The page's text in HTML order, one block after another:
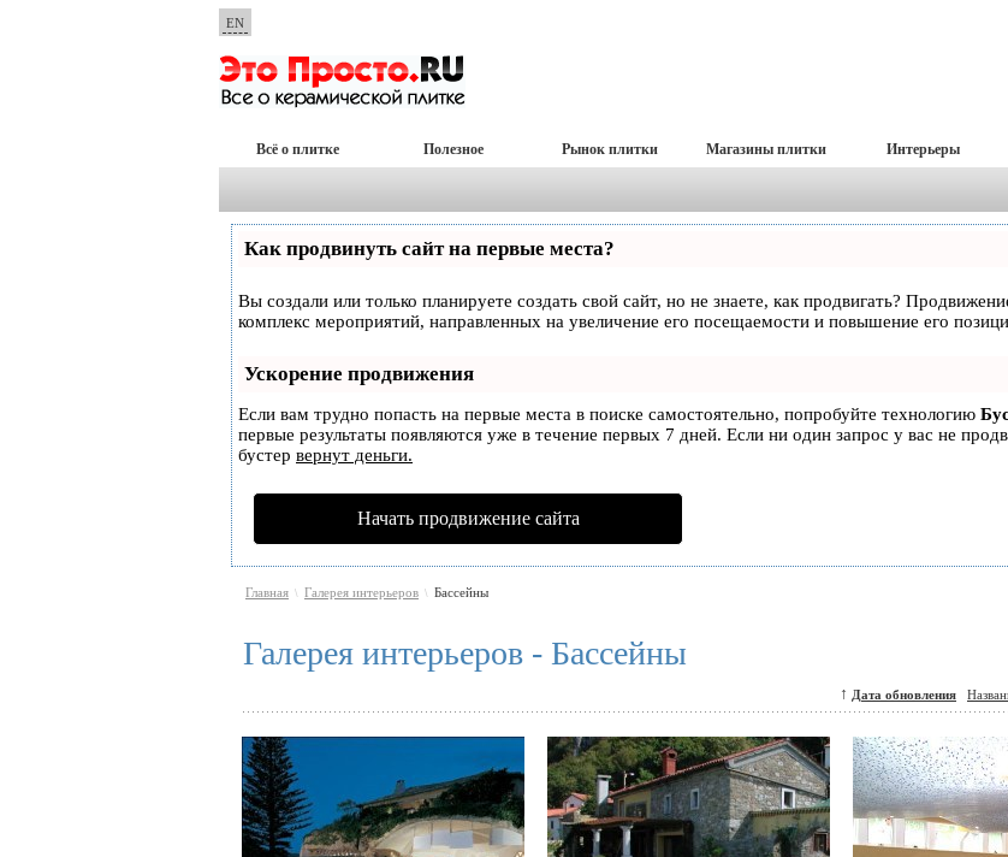
EN
Всё о плитке Полезное Рынок плитки Магазины плитки Интерьеры
Как продвинуть сайт на первые места?
Вы создали или только планируете создать свой сайт, но не знаете, как продвигать?
комплекс мероприятий, направленных на увеличение его посещаемости и повышение его
Ускорение продвижения
Если вам трудно попасть на первые места в поиске самостоятельно, попробуйте технологию
первые результаты появляются уже в течение первых 7 дней. Если ни один запрос у вас не
бустер вернут деньги.
Начать продвижение сайта
Главная \ Галерея интерьеров \ Бассейны
Галерея интерьеров - Бассейны
↑ Дата обновления